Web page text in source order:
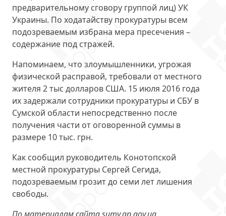
предварительному сговору группой лиц) УК
Украины. По ходатайству прокуратуры всем
подозреваемым избрана мера пресечения –
содержание под стражей.
Напоминаем, что злоумышленники, угрожая
физической расправой, требовали от местного
жителя 2 тыс долларов США. 15 июля 2016 года
их задержали сотрудники прокуратуры и СБУ в
Сумской области непосредственно после
получения части от оговоренной суммы в
размере 10 тыс. грн.
Как сообщил руководитель Конотопской
местной прокуратуры Сергей Сегида,
подозреваемым грозит до семи лет лишения
свободы.